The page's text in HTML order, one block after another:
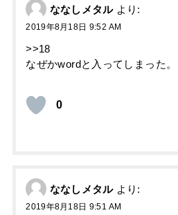
ななしメタル より:
2019年8月18日 9:52 AM
>>18
なぜかwordと入ってしまった。
0
ななしメタル より:
2019年8月18日 9:51 AM